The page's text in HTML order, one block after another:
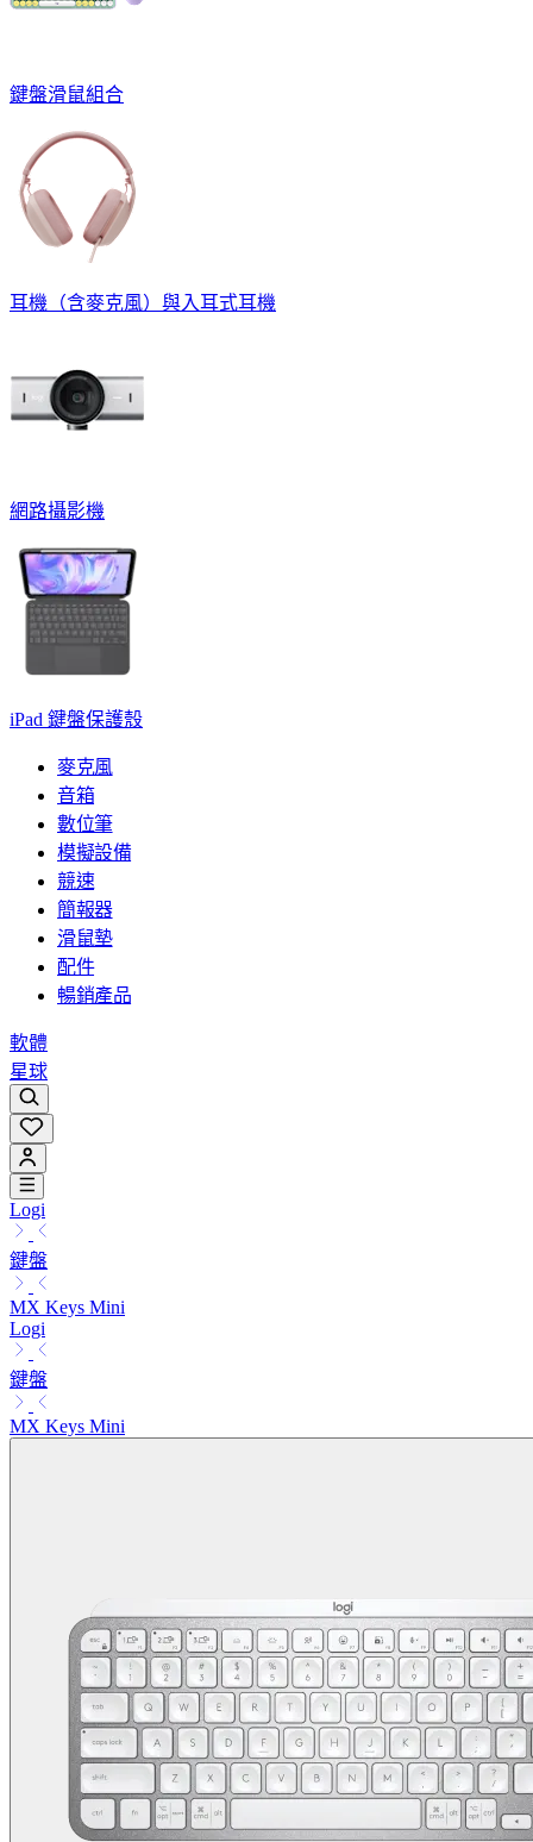
鍵盤滑鼠組合
耳機（含麥克風）與入耳式耳機
網路攝影機
iPad 鍵盤保護殼
麥克風
音箱
數位筆
模擬設備
競速
簡報器
滑鼠墊
配件
暢銷產品
軟體
星球
Logi
鍵盤
MX Keys Mini
Logi
鍵盤
MX Keys Mini